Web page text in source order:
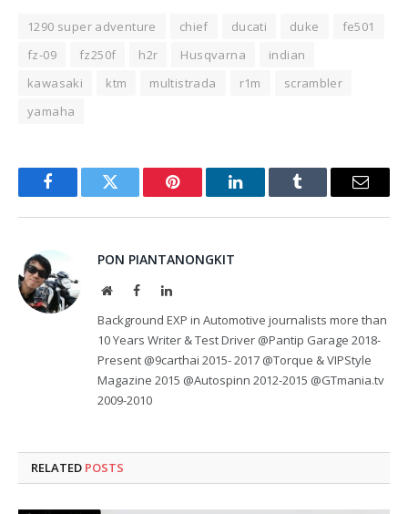
1290 super adventure chief ducati duke
fe501
fz-09
fz250f h2r Husqvarna
indian
kawasaki
ktm multistrada r1m
scrambler
yamaha
FacebookTwitter Pinterest LinkedInTumblr Email
PON PIANTANONGKIT
WebsiteFacebookLinkedIn
Background EXP in Automotive journalists more than
10 Years Writer & Test Driver @Pantip Garage 2018-
Present @9carthai 2015- 2017 @Torque & VIPStyle
Magazine 2015 @Autospinn 2012-2015 @GTmania.tv
2009-2010
RELATED POSTS